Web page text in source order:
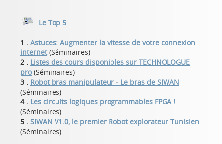
Le Top 5
1 . Astuces: Augmenter la vitesse de votre connexion
internet (Séminaires)
2 . Listes des cours disponibles sur TECHNOLOGUE
pro(Séminaires)
3 . Robot bras manipulateur - Le bras de SIWAN
(Séminaires)
4 . Les circuits logiques programmables FPGA !
(Séminaires)
5 . SIWAN V1.0, le premier Robot explorateur Tunisien
(Séminaires)